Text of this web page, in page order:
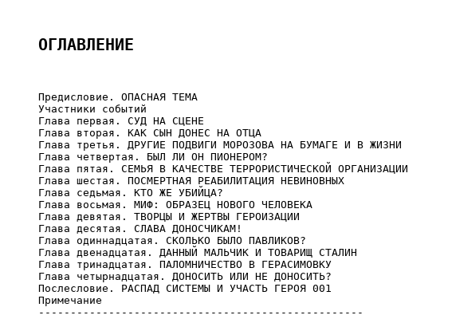
ОГЛАВЛЕНИЕ
     Предисловие. ОПАСНАЯ ТЕМА
     Участники событий
     Глава первая. СУД НА СЦЕНЕ
     Глава вторая. КАК СЫН ДОНЕС НА ОТЦА
     Глава третья. ДРУГИЕ ПОДВИГИ МОРОЗОВА НА БУМАГЕ И В ЖИЗНИ
     Глава четвертая. БЫЛ ЛИ ОН ПИОНЕРОМ?
     Глава пятая. СЕМЬЯ В КАЧЕСТВЕ ТЕРРОРИСТИЧЕСКОЙ ОРГАНИЗАЦИИ
     Глава шестая. ПОСМЕРТНАЯ РЕАБИЛИТАЦИЯ НЕВИНОВНЫХ
     Глава седьмая. КТО ЖЕ УБИЙЦА?
     Глава восьмая. МИФ: ОБРАЗЕЦ НОВОГО ЧЕЛОВЕКА
     Глава девятая. ТВОРЦЫ И ЖЕРТВЫ ГЕРОИЗАЦИИ
     Глава десятая. СЛАВА ДОНОСЧИКАМ!
     Глава одиннадцатая. СКОЛЬКО БЫЛО ПАВЛИКОВ?
     Глава двенадцатая. ДАННЫЙ МАЛЬЧИК И ТОВАРИЩ СТАЛИН
     Глава тринадцатая. ПАЛОМНИЧЕСТВО В ГЕРАСИМОВКУ
     Глава четырнадцатая. ДОНОСИТЬ ИЛИ НЕ ДОНОСИТЬ?
     Послесловие. РАСПАД СИСТЕМЫ И УЧАСТЬ ГЕРОЯ 001
     Примечание
     ---------------------------------------------------